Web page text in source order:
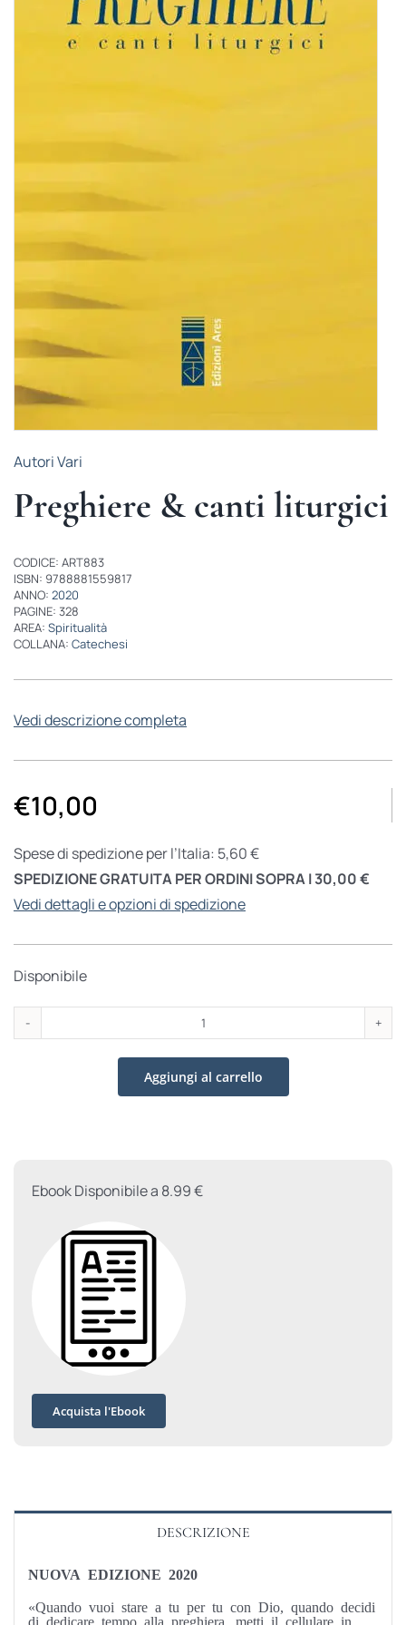
BIOGRAFIE
Autori Vari
Preghiere & canti liturgici
CODICE: ART883
ISBN: 9788881559817
ANNO: 2020
PAGINE: 328
AREA: Spiritualità
COLLANA: Catechesi
Vedi descrizione completa
€10,00
Spese di spedizione per l’Italia: 5,60 €
SPEDIZIONE GRATUITA PER ORDINI SOPRA I 30,00 €
Vedi dettagli e opzioni di spedizione
Disponibile
Preghiere
&
canti
Aggiungi al carrello
Ebook Disponibile a 8.99 €
Acquista l'Ebook
DESCRIZIONE
NUOVA EDIZIONE 2020
«Quando vuoi stare a tu per tu con Dio, quando decidi
di dedicare tempo alla preghiera, metti il cellulare in